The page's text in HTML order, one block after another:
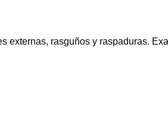
externas, rasguños y raspaduras.